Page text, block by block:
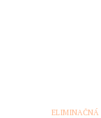
ELIMINAČNÁ